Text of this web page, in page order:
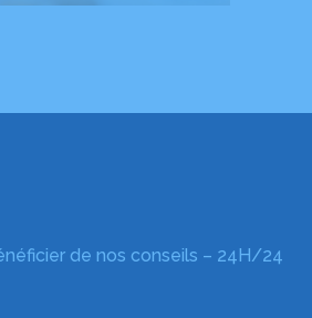
de nos conseils – 24H/24